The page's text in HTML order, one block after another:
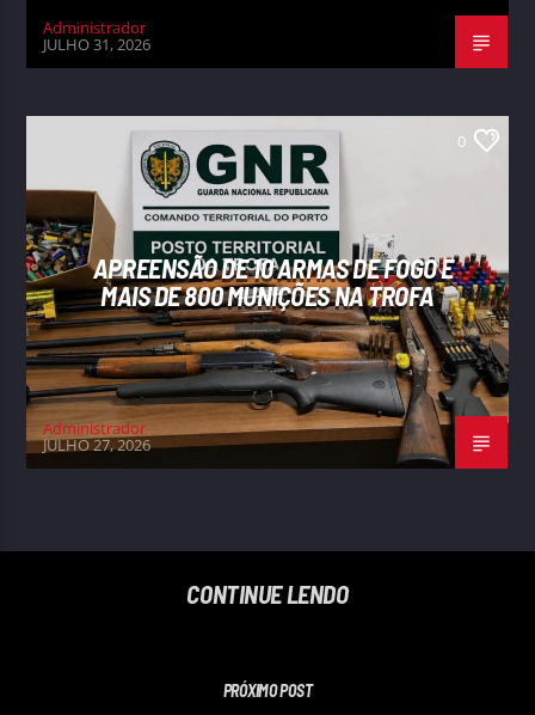
Administrador
JULHO 31, 2026
0
APREENSÃO DE 10 ARMAS DE FOGO E
MAIS DE 800 MUNIÇÕES NA TROFA
Administrador
JULHO 27, 2026
CONTINUE LENDO
PRÓXIMO POST